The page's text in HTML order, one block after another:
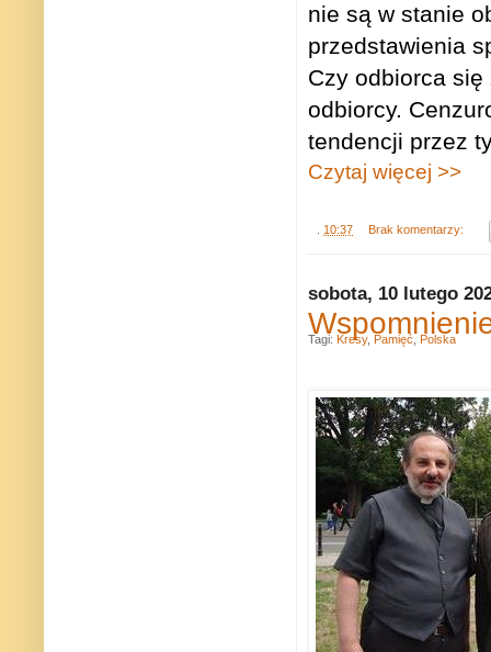
nie są w stanie
przedstawienia
Czy odbiorca się
odbiorcy.
tendencji przez
Czytaj więcej >>
. 10:37 Brak komentarzy:
sobota, 10 lutego
Tagi: Kresy, Pamięć Polska